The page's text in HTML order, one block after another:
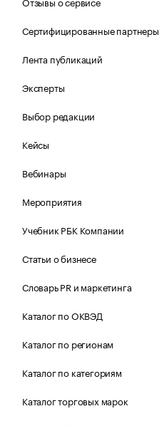
Сертифицированные партнеры
Лента публикаций
Эксперты
Выбор редакции
Кейсы
Вебинары
Мероприятия
Учебник РБК Компании
Статьи о бизнесе
Словарь PR и маркетинга
Каталог по ОКВЭД
Каталог по регионам
Каталог по категориям
Каталог торговых марок